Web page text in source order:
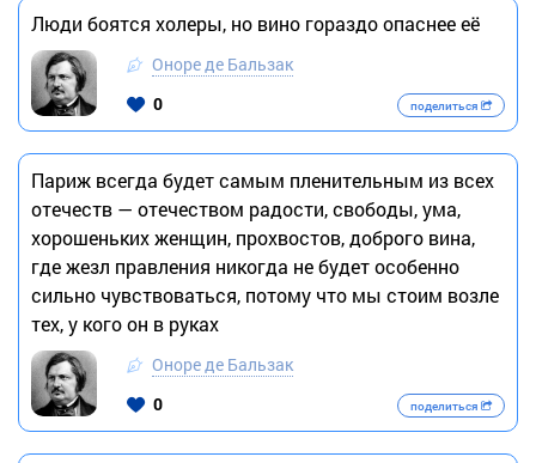
Люди боятся холеры, но вино гораздо опаснее её
Оноре де Бальзак
0
поделиться
Париж всегда будет самым пленительным из всех
отечеств — отечеством радости, свободы, ума,
хорошеньких женщин, прохвостов, доброго вина,
где жезл правления никогда не будет особенно
сильно чувствоваться, потому что мы стоим возле
тех, у кого он в руках
Оноре де Бальзак
0
поделиться